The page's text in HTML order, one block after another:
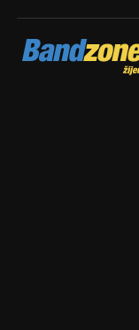
Bandzone.cz
žijeme hudbou